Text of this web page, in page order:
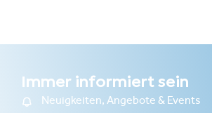
Immer informiert sein
Neuigkeiten, Angebote & Events